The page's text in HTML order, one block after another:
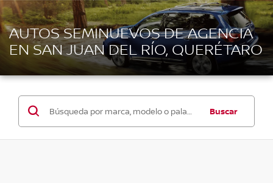
AUTOS SEMINUEVOS DE AGENCIA
EN SAN JUAN DEL RÍO, QUERÉTARO
Buscar